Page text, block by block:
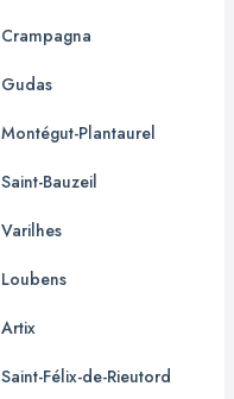
Crampagna
Gudas
Montégut-Plantaurel
Saint-Bauzeil
Varilhes
Loubens
Artix
Saint-Félix-de-Rieutord